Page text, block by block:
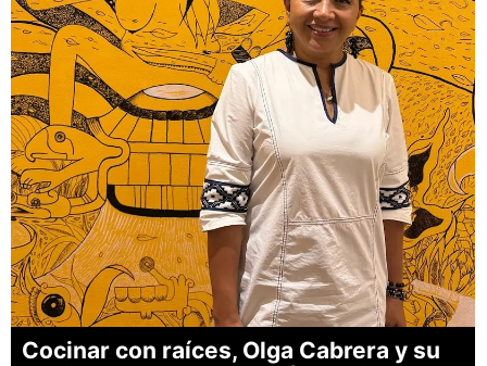
Cocinar con raíces, Olga Cabrera y su